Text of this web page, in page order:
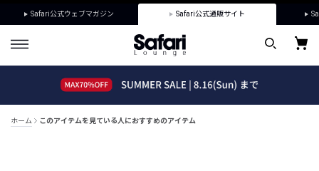
Safari公式ウェブマガジン Safari公式通販サイト
ホーム このアイテムを見ている人におすすめのアイテム